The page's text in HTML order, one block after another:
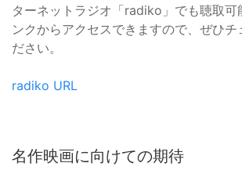
ターネットラジオ「radiko」でも聴取可
ンクからアクセスできますので、ぜひチ
ださい。
radiko URL
名作映画に向けての期待